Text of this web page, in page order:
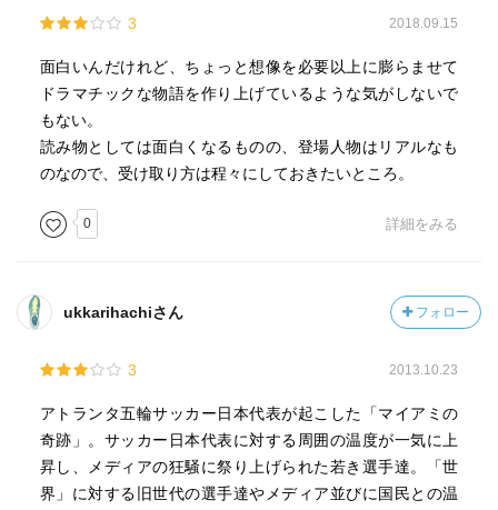
3 2018.09.15
面白いんだけれど、ちょっと想像を必要以上に膨らませて
ドラマチックな物語を作り上げているような気がしないで
もない。
読み物としては面白くなるものの、登場人物はリアルなも
のなので、受け取り方は程々にしておきたいところ。
0 詳細をみる
ukkarihachiさん フォロー
3 2013.10.23
アトランタ五輪サッカー日本代表が起こした「マイアミの
奇跡」。サッカー日本代表に対する周囲の温度が一気に上
昇し、メディアの狂騒に祭り上げられた若き選手達。「世
界」に対する旧世代の選手達やメディア並びに国民との温